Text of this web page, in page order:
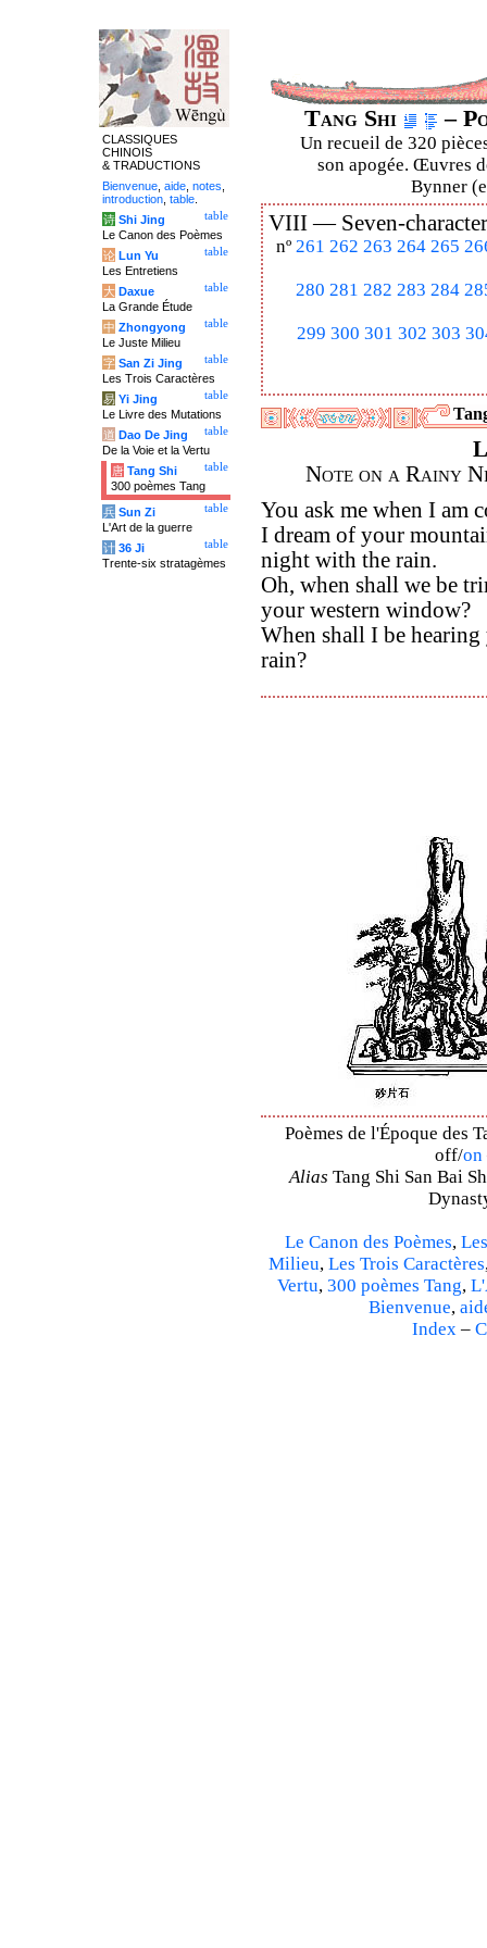
Tang Shi –
Un recueil de 320
son apogée. Œuvres
Bynner
VIII — Seven-
nº 261 262 263 264 265
280 281 282 283 284
299 300 301 302 303
Note on a Rainy
You ask me when I am
I dream of your
night with the rain.
Oh, when shall we be
your western window?
When shall I be
rain?
Poèmes de l'Époque des
off/on
Alias Tang Shi San Bai
Le Canon des Poèmes,
Milieu, Les Trois Caractères
Vertu, 300 poèmes Tang,
Bienvenue,
Index–
CLASSIQUES
CHINOIS
& TRADUCTIONS
Bienvenue aide notes
introduction table
table
诗 Shi Jing
Le Canon des Poèmes
table
论 Lun Yu
Les Entretiens
table
大 Daxue
La Grande Étude
table
中 Zhongyong
Le Juste Milieu
table
字 San Zi Jing
Les Trois Caractères
table
易 Yi Jing
Le Livre des Mutations
table
道 Dao De Jing
De la Voie et la Vertu
table
唐 Tang Shi
300 poèmes Tang
table
兵 Sun Zi
L'Art de la guerre
table
计 36 Ji
Trente-six stratagèmes